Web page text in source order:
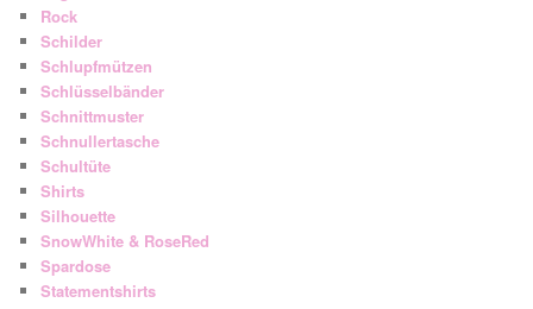
Rock
Schilder
Schlupfmützen
Schlüsselbänder
Schnittmuster
Schnullertasche
Schultüte
Shirts
Silhouette
SnowWhite & RoseRed
Spardose
Statementshirts